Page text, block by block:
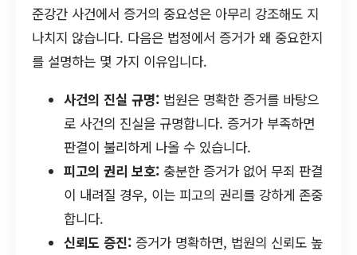
준강간 사건에서 증거의 중요성은 아무리 강조해도 지
나치지 않습니다. 다음은 법정에서 증거가 왜 중요한지
를 설명하는 몇 가지 이유입니다.
사건의 진실 규명: 법원은 명확한 증거를 바탕으
로 사건의 진실을 규명합니다. 증거가 부족하면
판결이 불리하게 나올 수 있습니다.
피고의 권리 보호: 충분한 증거가 없어 무죄 판결
이 내려질 경우, 이는 피고의 권리를 강하게 존중
합니다.
신뢰도 증진: 증거가 명확하면, 법원의 신뢰도 높